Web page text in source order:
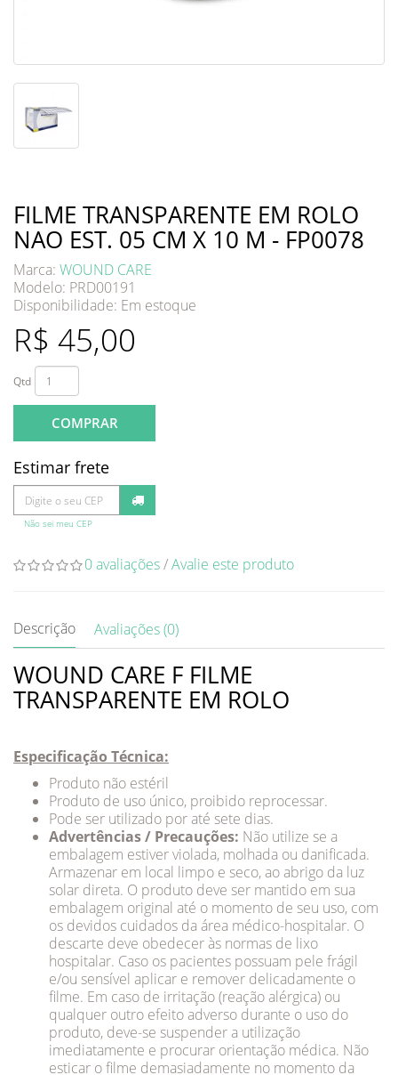
FILME TRANSPARENTE EM ROLO
NAO EST. 05 CM X 10 M - FP0078
Marca: WOUND CARE
Modelo: PRD00191
Disponibilidade: Em estoque
R$ 45,00
Qtd
COMPRAR
Estimar frete
Não sei meu CEP
0 avaliações/Avalie este produto
Descrição Avaliações (0)
WOUND CARE F FILME
TRANSPARENTE EM ROLO
Especificação Técnica:
Produto não estéril
Produto de uso único, proibido reprocessar.
Pode ser utilizado por até sete dias.
Advertências / Precauções: Não utilize se a
embalagem estiver violada, molhada ou danificada.
Armazenar em local limpo e seco, ao abrigo da luz
solar direta. O produto deve ser mantido em sua
embalagem original até o momento de seu uso, com
os devidos cuidados da área médico-hospitalar. O
descarte deve obedecer às normas de lixo
hospitalar. Caso os pacientes possuam pele frágil
e/ou sensível aplicar e remover delicadamente o
filme. Em caso de irritação (reação alérgica) ou
qualquer outro efeito adverso durante o uso do
produto, deve-se suspender a utilização
imediatamente e procurar orientação médica. Não
esticar o filme demasiadamente no momento da